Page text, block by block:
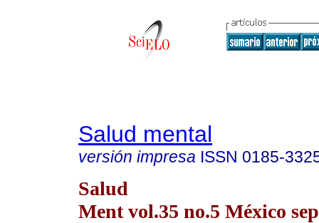
Salud mental
versión impresa ISSN 0185-
Salud
Ment vol.35 no.5 México